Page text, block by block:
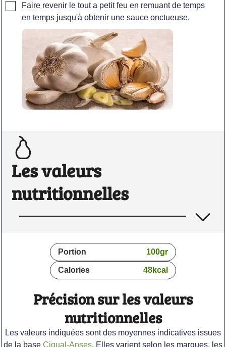
▢
Faire revenir le tout a petit feu en remuant de temps
en temps jusqu'à obtenir une sauce onctueuse.
Les valeurs
nutritionnelles
Portion 100gr
Calories 48kcal
Précision sur les valeurs
nutritionnelles
Les valeurs indiquées sont des moyennes indicatives issues
de la base Ciqual-Anses. Elles varient selon les marques, les